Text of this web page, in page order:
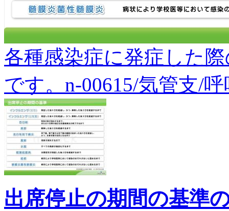
各種感染症に発症した
です。n-00615/気管支/
出席停止の期間の基準